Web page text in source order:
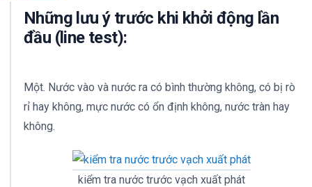
Những lưu ý trước khi khởi động lần
đầu (line test):
Một. Nước vào và nước ra có bình thường không, có bị rò
rỉ hay không, mực nước có ổn định không, nước tràn hay
không.
kiểm tra nước trước vạch xuất phát